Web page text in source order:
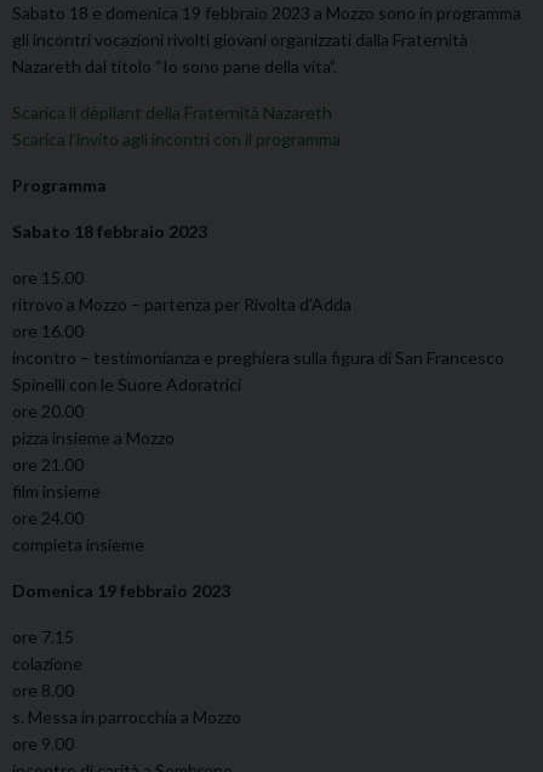
Sabato 18 e domenica 19 febbraio 2023 a Mozzo sono in programma
gli incontri vocazioni rivolti giovani organizzati dalla Fraternità
Nazareth dal titolo “Io sono pane della vita”.
Scarica il dèpliant della Fraternità Nazareth
Scarica l’invito agli incontri con il programma
Programma
Sabato 18 febbraio 2023
ore 15.00
ritrovo a Mozzo – partenza per Rivolta d’Adda
ore 16.00
incontro – testimonianza e preghiera sulla figura di San Francesco
Spinelli con le Suore Adoratrici
ore 20.00
pizza insieme a Mozzo
ore 21.00
film insieme
ore 24.00
compieta insieme
Domenica 19 febbraio 2023
ore 7.15
colazione
ore 8.00
s. Messa in parrocchia a Mozzo
ore 9.00